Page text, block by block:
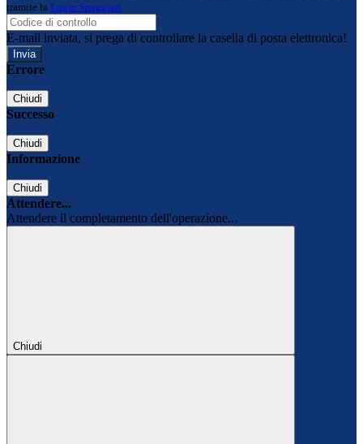
tramite la Login Spaggiari
E-mail inviata, si prega di controllare la casella di posta elettronica!
Errore
Chiudi
Successo
Chiudi
Informazione
Chiudi
Attendere...
Attendere il completamento dell'operazione...
Chiudi